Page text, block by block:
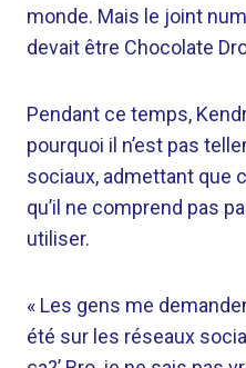
monde. Mais le joint
devait être Chocolate
Pendant ce temps,
pourquoi il n’est pas
sociaux, admettant que
qu’il ne comprend pas
utiliser.
« Les gens me
été sur les réseaux